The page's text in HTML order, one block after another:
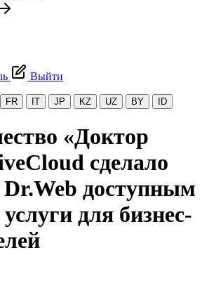
Выйти
FR IT JP KZ UZ BY ID
«Доктор
сделало
Dr.Web доступным
для бизнес-